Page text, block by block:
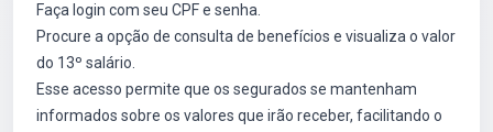
Faça login com seu CPF e senha.
Procure a opção de consulta de benefícios e visualiza o valor
do 13º salário.
Esse acesso permite que os segurados se mantenham
informados sobre os valores que irão receber, facilitando o